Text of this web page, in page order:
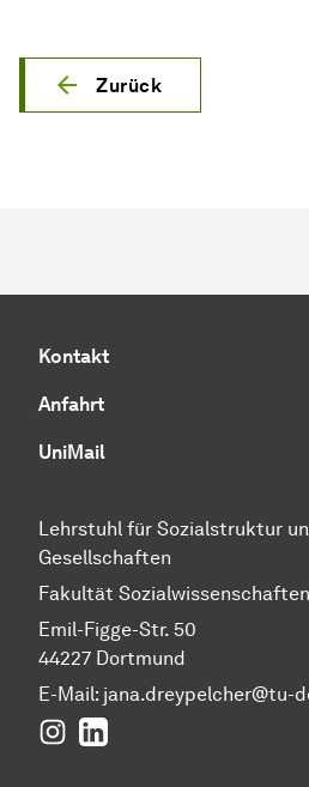
Zurück
Kontakt
Anfahrt
UniMail
Lehrstuhl für Sozialstruktur
Gesellschaften
Fakultät
Emil-Figge-Str. 50
44227 Dortmund
E-Mail: jana.dreypelcher@tu-
Instagram
LinkedIn